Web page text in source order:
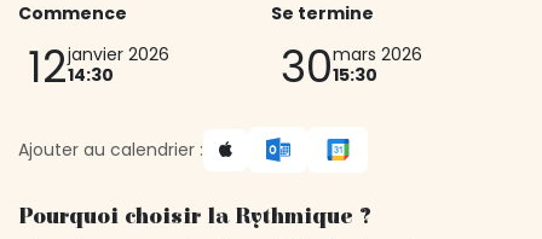
Commence
12janvier 2026
14:30
Se termine
30mars 2026
15:30
Ajouter au calendrier :
Pourquoi choisir la Rythmique ?